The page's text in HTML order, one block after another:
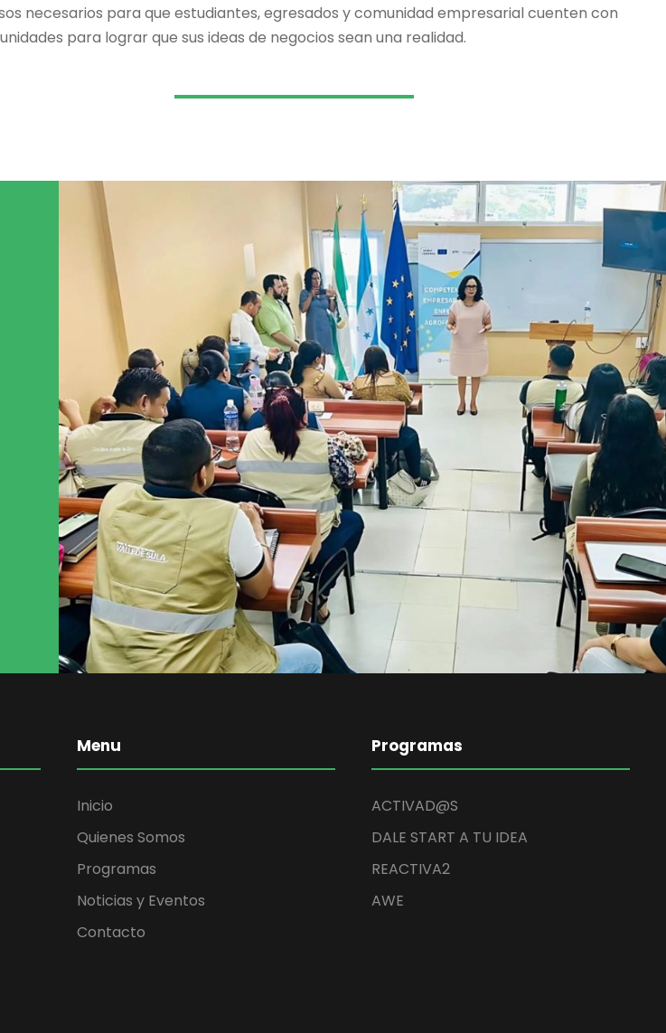
necesarios para que estudiantes, egresados y comunidad empresarial cuenten con
para lograr que sus ideas de negocios sean una realidad.
Menu
Inicio
Quienes Somos
Programas
Noticias y Eventos
Contacto
Programas
ACTIVAD@S
DALE START A TU IDEA
REACTIVA2
AWE